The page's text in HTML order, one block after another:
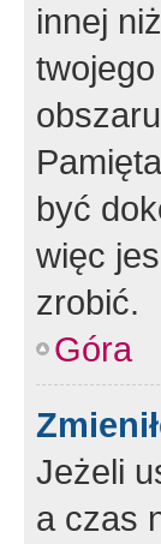
innej
być
więc
zrobić.
Góra
Jeżeli
a czas